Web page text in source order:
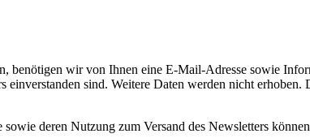
benötigen wir von Ihnen eine E-Mail-Adresse sowie
sind. Weitere Daten werden nicht
deren Nutzung zum Versand des Newsletters